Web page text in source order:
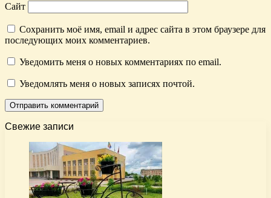
Сайт
Сохранить моё имя, email и адрес сайта в этом браузере для
последующих моих комментариев.
Уведомить меня о новых комментариях по email.
Уведомлять меня о новых записях почтой.
Свежие записи